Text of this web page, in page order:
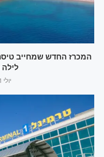
המכרז החדש שמחייב
יולי 31, 2025